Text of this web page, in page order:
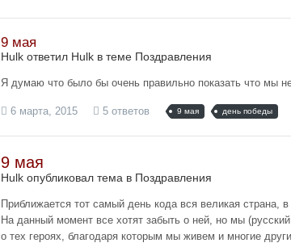
9 мая
Hulk ответил Hulk в теме Поздравления
Я думаю что было бы очень правильно показать что мы
6 марта, 2015 5 ответов 9 мая день победы
9 мая
Hulk опубликовал тема в Поздравления
Приближается тот самый день кода вся великая страна,
На данный момент все хотят забыть о ней, но мы
о тех героях, благодаря которым мы живем и многие